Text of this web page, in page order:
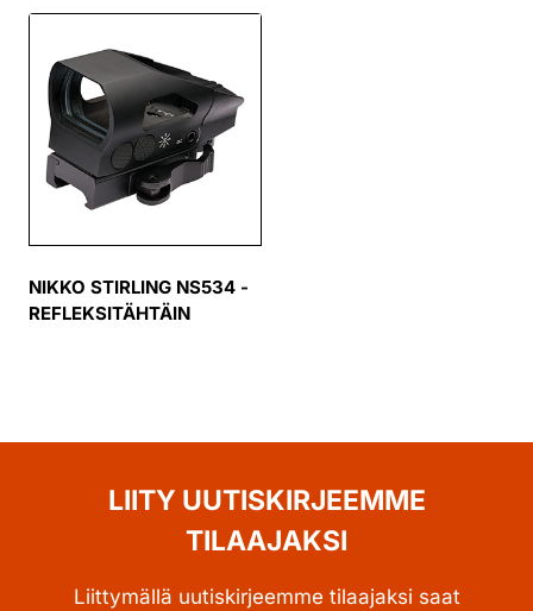
NIKKO STIRLING NS534 -
REFLEKSITÄHTÄIN
LIITY UUTISKIRJEEMME
TILAAJAKSI
Liittymällä uutiskirjeemme tilaajaksi saat